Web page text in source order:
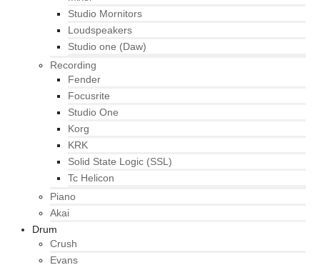
Studio Mornitors
Loudspeakers
Studio one (Daw)
Recording
Fender
Focusrite
Studio One
Korg
KRK
Solid State Logic (SSL)
Tc Helicon
Piano
Akai
Drum
Crush
Evans